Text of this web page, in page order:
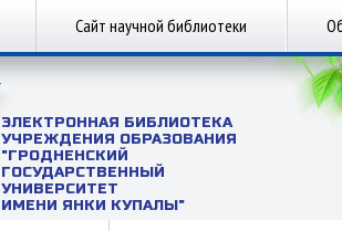
Сайт научной библиотеки
ЭЛЕКТРОННАЯ БИБЛИОТЕКА
УЧРЕЖДЕНИЯ ОБРАЗОВАНИЯ
"ГРОДНЕНСКИЙ
ГОСУДАРСТВЕННЫЙ
УНИВЕРСИТЕТ
ИМЕНИ ЯНКИ КУПАЛЫ"